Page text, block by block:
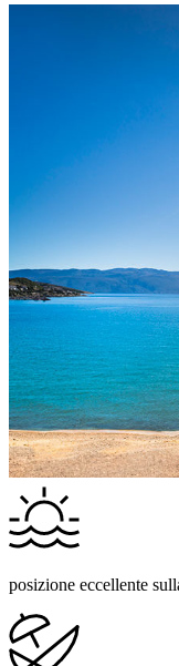
posizione eccellente